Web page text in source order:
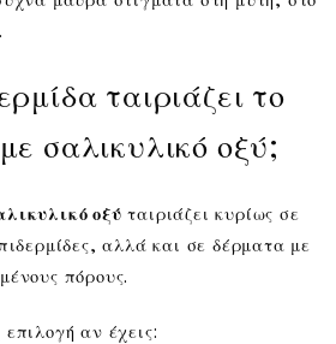
ταιριάζει το
σαλικυλικό οξύ;
οξύ ταιριάζει κυρίως σε
αλλά και σε δέρματα με
πόρους.
αν έχεις: